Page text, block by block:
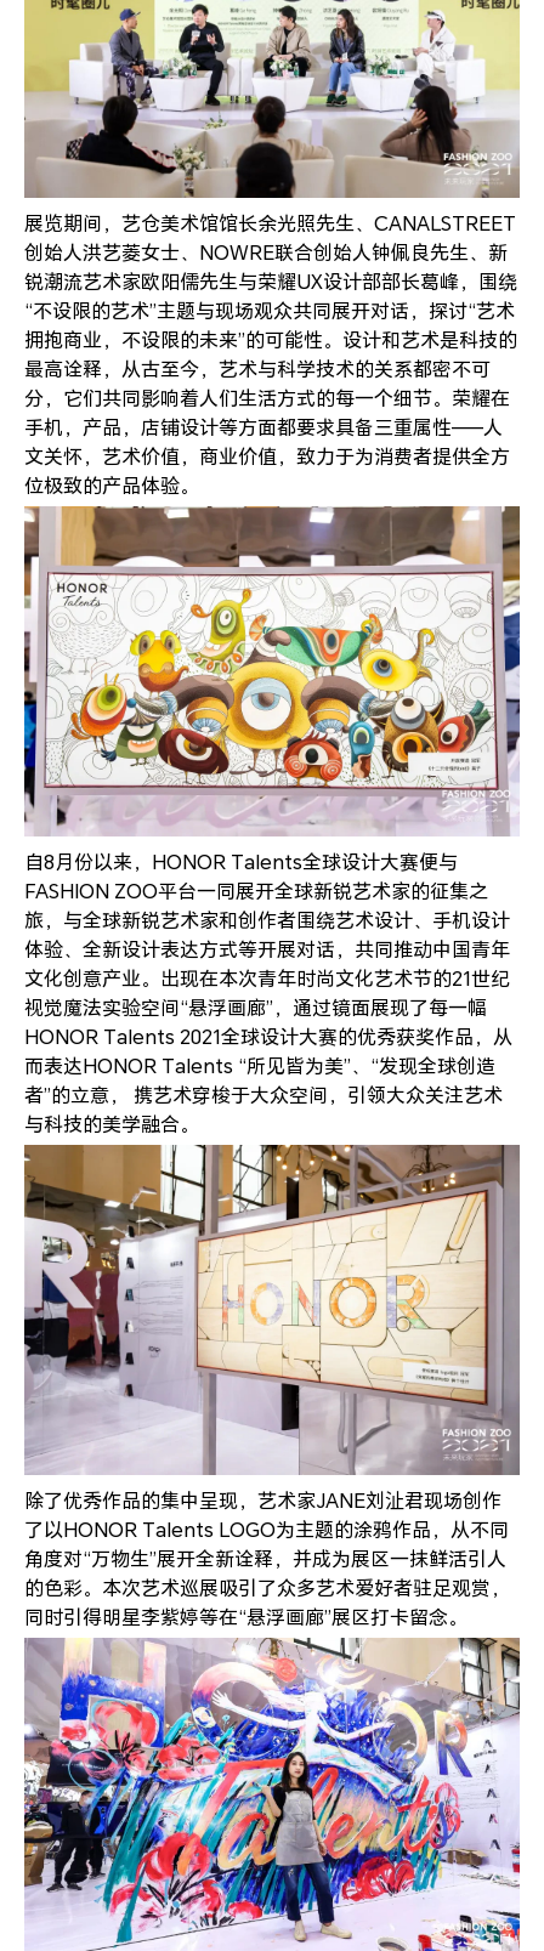
展览期间，艺仓美术馆馆长余光照先生、CANALSTREET
创始人洪艺菱女士、NOWRE联合创始人钟佩良先生、新
锐潮流艺术家欧阳儒先生与荣耀UX设计部部长葛峰，围绕
“不设限的艺术”主题与现场观众共同展开对话，探讨“艺术
拥抱商业，不设限的未来”的可能性。设计和艺术是科技的
最高诠释，从古至今，艺术与科学技术的关系都密不可
分，它们共同影响着人们生活方式的每一个细节。荣耀在
手机，产品，店铺设计等方面都要求具备三重属性——人
文关怀，艺术价值，商业价值，致力于为消费者提供全方
位极致的产品体验。
自8月份以来，HONOR Talents全球设计大赛便与
FASHION ZOO平台一同展开全球新锐艺术家的征集之
旅，与全球新锐艺术家和创作者围绕艺术设计、手机设计
体验、全新设计表达方式等开展对话，共同推动中国青年
文化创意产业。出现在本次青年时尚文化艺术节的21世纪
视觉魔法实验空间“悬浮画廊”，通过镜面展现了每一幅
HONOR Talents 2021全球设计大赛的优秀获奖作品，从
而表达HONOR Talents “所见皆为美”、“发现全球创造
者”的立意， 携艺术穿梭于大众空间，引领大众关注艺术
与科技的美学融合。
除了优秀作品的集中呈现，艺术家JANE刘沚君现场创作
了以HONOR Talents LOGO为主题的涂鸦作品，从不同
角度对“万物生”展开全新诠释，并成为展区一抹鲜活引人
的色彩。本次艺术巡展吸引了众多艺术爱好者驻足观赏，
同时引得明星李紫婷等在“悬浮画廊”展区打卡留念。